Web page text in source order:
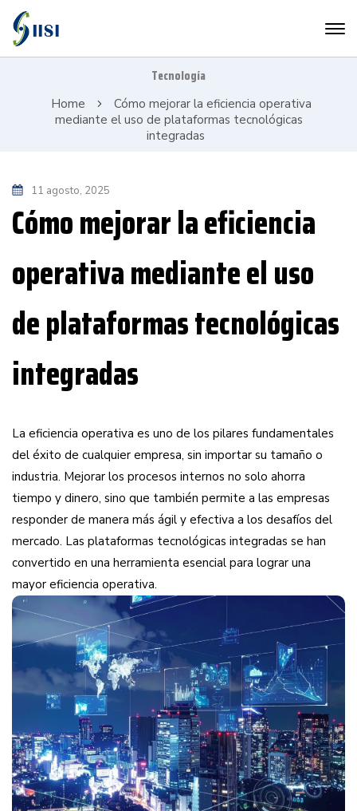
Tecnología
Home
Cómo mejorar la eficiencia operativa
mediante el uso de plataformas tecnológicas
integradas
11 agosto, 2025
Cómo mejorar la eficiencia
operativa mediante el uso
de plataformas tecnológicas
integradas
La eficiencia operativa es uno de los pilares fundamentales
del éxito de cualquier empresa, sin importar su tamaño o
industria. Mejorar los procesos internos no solo ahorra
tiempo y dinero, sino que también permite a las empresas
responder de manera más ágil y efectiva a los desafíos del
mercado. Las plataformas tecnológicas integradas se han
convertido en una herramienta esencial para lograr una
mayor eficiencia operativa.